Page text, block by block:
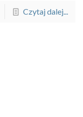
Czytaj dalej...